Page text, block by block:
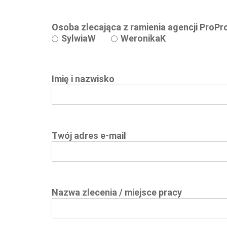
Osoba zlecająca z ramienia agencji
SylwiaW
WeronikaK
Imię i nazwisko
Twój adres e-mail
Nazwa zlecenia / miejsce pracy